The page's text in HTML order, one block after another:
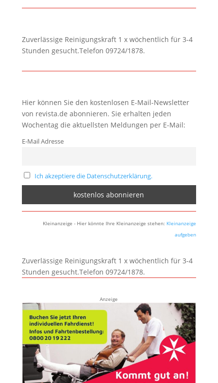
Zuverlässige Reinigungskraft 1 x wöchentlich für 3-4
Stunden gesucht.Telefon 09724/1878.
Hier können Sie den kostenlosen E-Mail-Newsletter
von revista.de abonnieren. Sie erhalten jeden
Wochentag die aktuellsten Meldungen per E-Mail:
E-Mail Adresse
Ich akzeptiere die Datenschutzerklärung.
Kleinanzeige - Hier könnte Ihre Kleinanzeige stehen: Kleinanzeige
aufgeben
Zuverlässige Reinigungskraft 1 x wöchentlich für 3-4
Stunden gesucht.Telefon 09724/1878.
Anzeige